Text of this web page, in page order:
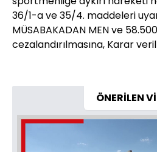
36/1-a ve 35/4. maddeleri
MÜSABAKADAN MEN ve
cezalandırılmasına, Karar
ÖNERİLEN